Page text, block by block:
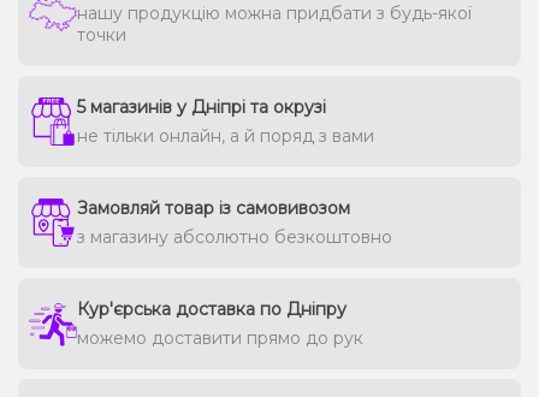
нашу продукцію можна придбати з будь-якої
точки
5 магазинів у Дніпрі та окрузі
не тільки онлайн, а й поряд з вами
Замовляй товар із самовивозом
з магазину абсолютно безкоштовно
Кур'єрська доставка по Дніпру
можемо доставити прямо до рук